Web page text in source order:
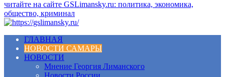
ГЛАВНАЯ
НОВОСТИ САМАРЫ
НОВОСТИ
Мнение Георгия Лиманского
Новости России